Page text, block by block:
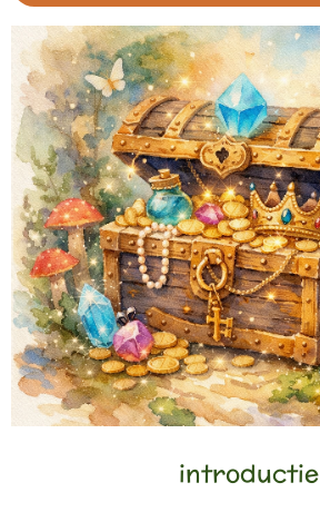
introductie